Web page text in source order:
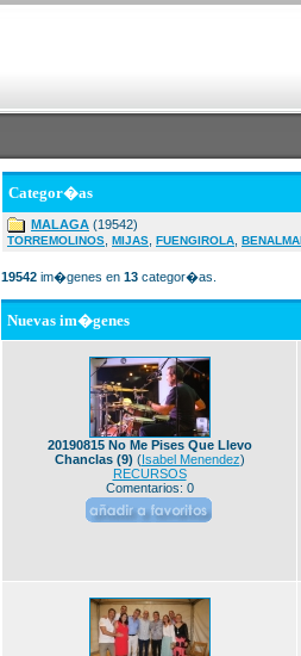
Categor�as
MALAGA (19542)
TORREMOLINOS MIJAS FUENGIROLA
19542 im�genes en 13 categor�as.
Nuevas im�genes
20190815 No Me Pises Que Llevo
Chanclas (9) (Isabel Menendez)
RECURSOS
Comentarios: 0